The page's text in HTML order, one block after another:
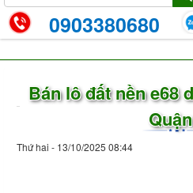
0903380680
Bán lô đất nền e68
Thứ hai - 13/10/2025 08:44